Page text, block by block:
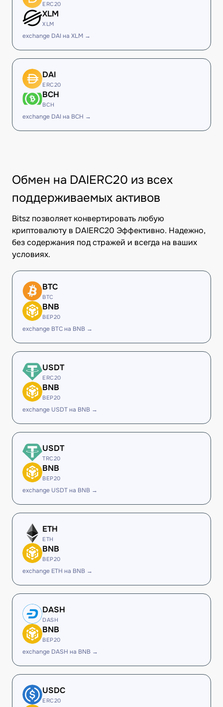
ERC20
XLM
XLM
exchange DAI на XLM →
DAI
ERC20
BCH
BCH
exchange DAI на BCH →
Обмен на DAIERC20 из всех
поддерживаемых активов
Bitsz позволяет конвертировать любую
криптовалюту в DAIERC20 Эффективно. Надежно,
без содержания под стражей и всегда на ваших
условиях.
BTC
BTC
BNB
BEP20
exchange BTC на BNB →
USDT
ERC20
BNB
BEP20
exchange USDT на BNB →
USDT
TRC20
BNB
BEP20
exchange USDT на BNB →
ETH
ETH
BNB
BEP20
exchange ETH на BNB →
DASH
DASH
BNB
BEP20
exchange DASH на BNB →
USDC
ERC20